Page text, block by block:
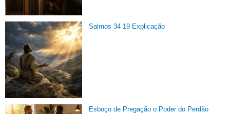
Salmos 34 19 Explicação
Esboço de Pregação o Poder do Perdão